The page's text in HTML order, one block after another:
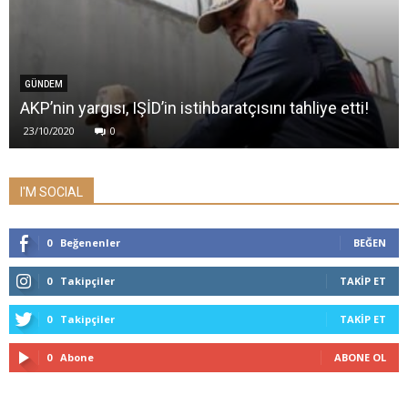
GÜNDEM
AKP’nin yargısı, IŞİD’in istihbaratçısını tahliye etti!
23/10/2020 0
I'M SOCIAL
0 Beğenenler BEĞEN
0 Takipçiler TAKIP ET
0 Takipçiler TAKIP ET
0 Abone ABONE OL